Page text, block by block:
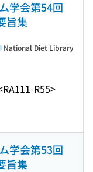
学会第54回
旨集
R55>
National Diet Library
学会第53回
旨集